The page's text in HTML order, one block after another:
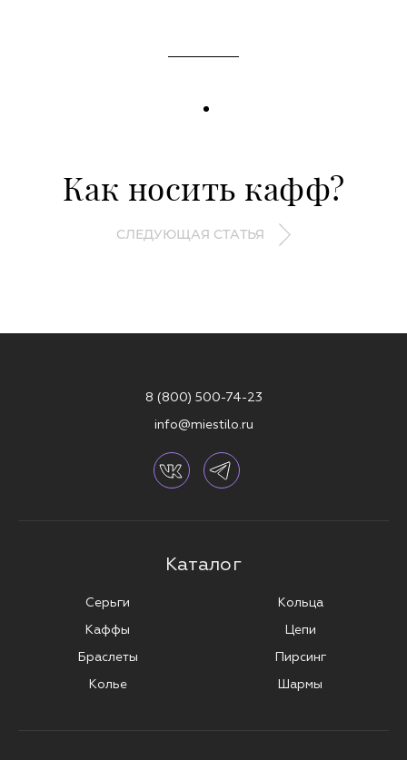
Как носить кафф?
СЛЕДУЮЩАЯ СТАТЬЯ
8 (800) 500-74-23
info@miestilo.ru
Каталог
Серьги
Каффы
Браслеты
Колье
Кольца
Цепи
Пирсинг
Шармы